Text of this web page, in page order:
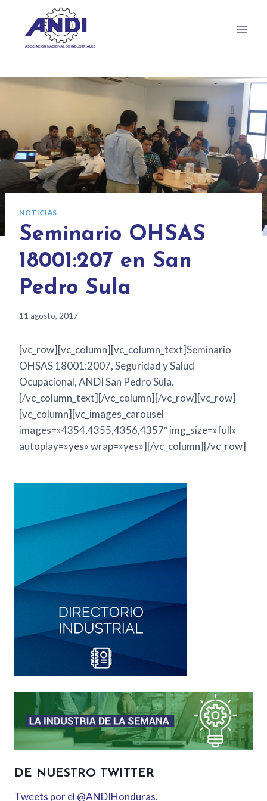
NOTICIAS
Seminario OHSAS
18001:207 en San
Pedro Sula
11 agosto, 2017
[vc_row][vc_column][vc_column_text]Seminario
OHSAS 18001:2007, Seguridad y Salud
Ocupacional, ANDI San Pedro Sula.
[/vc_column_text][/vc_column][/vc_row][vc_row]
[vc_column][vc_images_carousel
images=»4354,4355,4356,4357″ img_size=»full»
autoplay=»yes» wrap=»yes»][/vc_column][/vc_row]
DE NUESTRO TWITTER
Tweets por el @ANDIHonduras.